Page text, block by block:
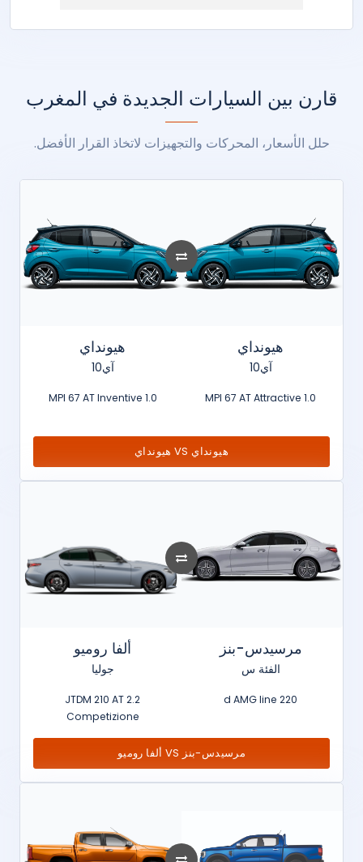
قارن بين السيارات الجديدة في المغرب
حلل الأسعار، المحركات والتجهيزات لاتخاذ القرار الأفضل.
هيونداي
آي10
1.0 MPI 67 AT Attractive
هيونداي
آي10
1.0 MPI 67 AT Inventive
هيونداي VS هيونداي
مرسيدس-بنز
الفئة س
220 d AMG line
ألفا روميو
جوليا
2.2 JTDM 210 AT
Competizione
مرسيدس-بنز VS ألفا روميو